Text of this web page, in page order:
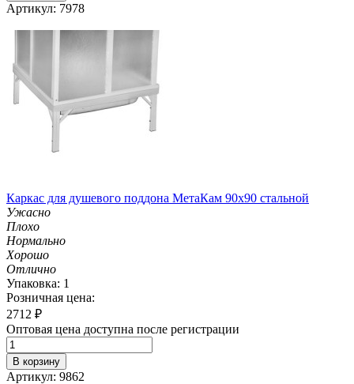
Артикул: 7978
Каркас для душевого поддона МетаКам 90х90 стальной
Ужасно
Плохо
Нормально
Хорошо
Отлично
Упаковка: 1
Розничная цена:
2712 ₽
Оптовая цена доступна после регистрации
В корзину
Артикул: 9862